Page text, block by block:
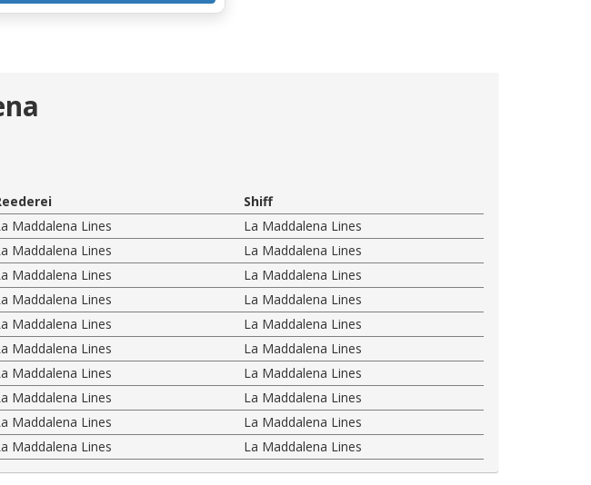
Shiff
Maddalena Lines
La Maddalena Lines
Maddalena Lines
La Maddalena Lines
Maddalena Lines
La Maddalena Lines
Maddalena Lines
La Maddalena Lines
Maddalena Lines
La Maddalena Lines
Maddalena Lines
La Maddalena Lines
Maddalena Lines
La Maddalena Lines
Maddalena Lines
La Maddalena Lines
Maddalena Lines
La Maddalena Lines
Maddalena Lines La Maddalena Lines